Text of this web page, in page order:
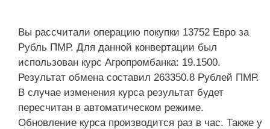
Вы рассчитали операцию покупки 13752 Евро за
Рубль ПМР. Для данной конвертации был
использован курс Агропромбанка: 19.1500.
Результат обмена составил 263350.8 Рублей ПМР.
В случае изменения курса результат будет
пересчитан в автоматическом режиме.
Обновление курса производится раз в час. Также у